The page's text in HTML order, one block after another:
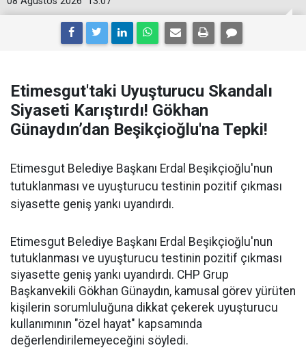
Etimesgut'taki Uyuşturucu Skandalı
Siyaseti Karıştırdı! Gökhan
Günaydın’dan Beşikçioğlu'na Tepki!
Etimesgut Belediye Başkanı Erdal Beşikçioğlu'nun
tutuklanması ve uyuşturucu testinin pozitif çıkması
siyasette geniş yankı uyandırdı.
Etimesgut Belediye Başkanı Erdal Beşikçioğlu'nun
tutuklanması ve uyuşturucu testinin pozitif çıkması
siyasette geniş yankı uyandırdı. CHP Grup
Başkanvekili Gökhan Günaydın, kamusal görev yürüten
kişilerin sorumluluğuna dikkat çekerek uyuşturucu
kullanımının "özel hayat" kapsamında
değerlendirilemeyeceğini söyledi.